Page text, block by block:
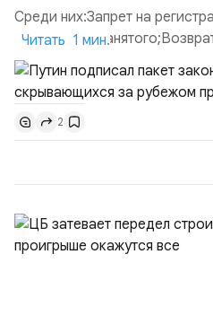
Среди них:Запрет на
ИП или
недвижимости на
водительских прав;Запрет
средств и на заключение
доверенности;Отказ в
договора, предоставлении
Читать 1 мин.
2